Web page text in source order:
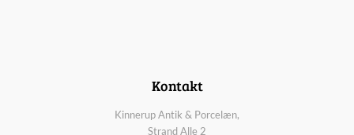
Kontakt
Kinnerup Antik & Porcelæn,
Strand Alle 2